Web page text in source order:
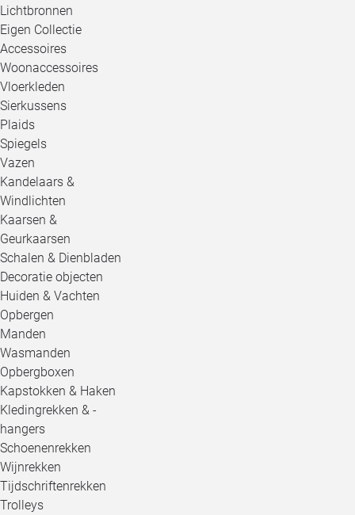
Lichtbronnen
Eigen Collectie
Accessoires
Woonaccessoires
Vloerkleden
Sierkussens
Plaids
Spiegels
Vazen
Kandelaars &
Windlichten
Kaarsen &
Geurkaarsen
Schalen & Dienbladen
Decoratie objecten
Huiden & Vachten
Opbergen
Manden
Wasmanden
Opbergboxen
Kapstokken & Haken
Kledingrekken & -
hangers
Schoenenrekken
Wijnrekken
Tijdschriftenrekken
Trolleys